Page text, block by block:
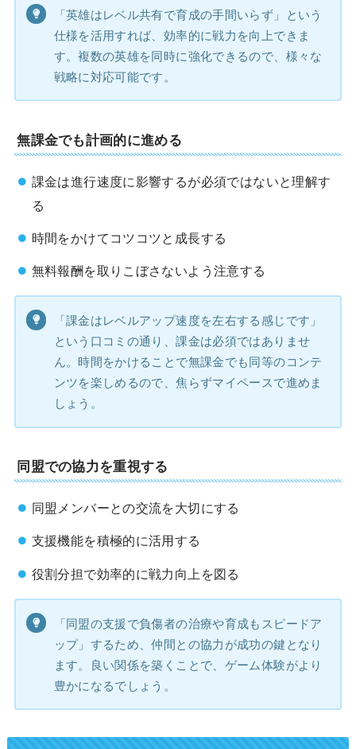
「英雄はレベル共有で育成の手間いらず」という
仕様を活用すれば、効率的に戦力を向上できま
す。複数の英雄を同時に強化できるので、様々な
戦略に対応可能です。
無課金でも計画的に進める
課金は進行速度に影響するが必須ではないと理解す
る
時間をかけてコツコツと成長する
無料報酬を取りこぼさないよう注意する
「課金はレベルアップ速度を左右する感じです」
という口コミの通り、課金は必須ではありませ
ん。時間をかけることで無課金でも同等のコンテ
ンツを楽しめるので、焦らずマイペースで進めま
しょう。
同盟での協力を重視する
同盟メンバーとの交流を大切にする
支援機能を積極的に活用する
役割分担で効率的に戦力向上を図る
「同盟の支援で負傷者の治療や育成もスピードア
ップ」するため、仲間との協力が成功の鍵となり
ます。良い関係を築くことで、ゲーム体験がより
豊かになるでしょう。